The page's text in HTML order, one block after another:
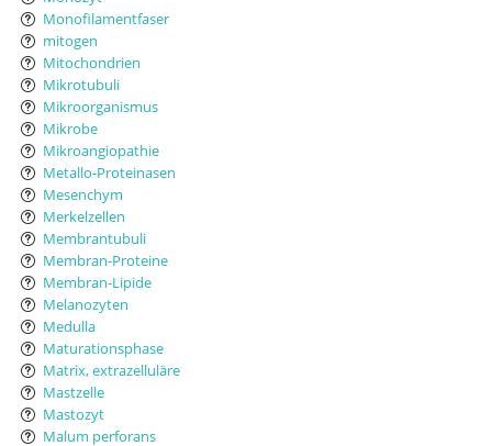
Monofilamentfaser
mitogen
Mitochondrien
Mikrotubuli
Mikroorganismus
Mikrobe
Mikroangiopathie
Metallo-Proteinasen
Mesenchym
Merkelzellen
Membrantubuli
Membran-Proteine
Membran-Lipide
Melanozyten
Medulla
Maturationsphase
Matrix, extrazelluläre
Mastzelle
Mastozyt
Malum perforans